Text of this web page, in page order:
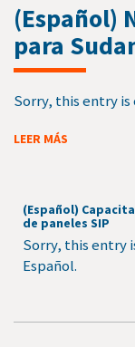
(Español)
para
Sorry, this entry is
LEER MÁS
(Español)
de paneles SIP
Sorry, this entry
Español.